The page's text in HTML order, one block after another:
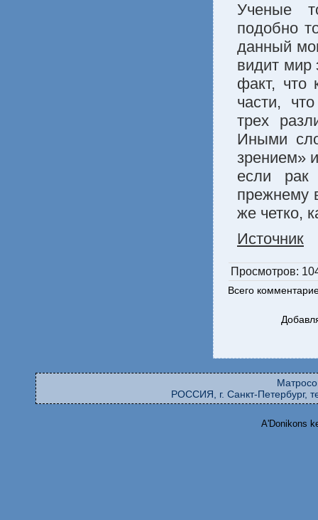
Ученые
подобно
данный
видит мир
факт, что
части,
трех
Иными
зрением»
если рак
прежнему
же четко,
Источник
Просмотров:
Всего
РОССИЯ, г. Санкт-Петербург,
A'Donikons